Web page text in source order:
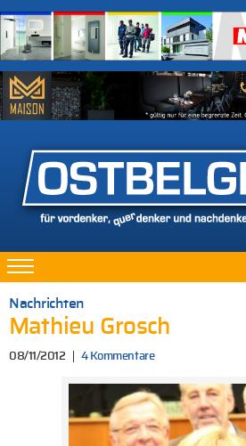
Nachrichten
Mathieu Grosch
08/11/2012 4 Kommentare